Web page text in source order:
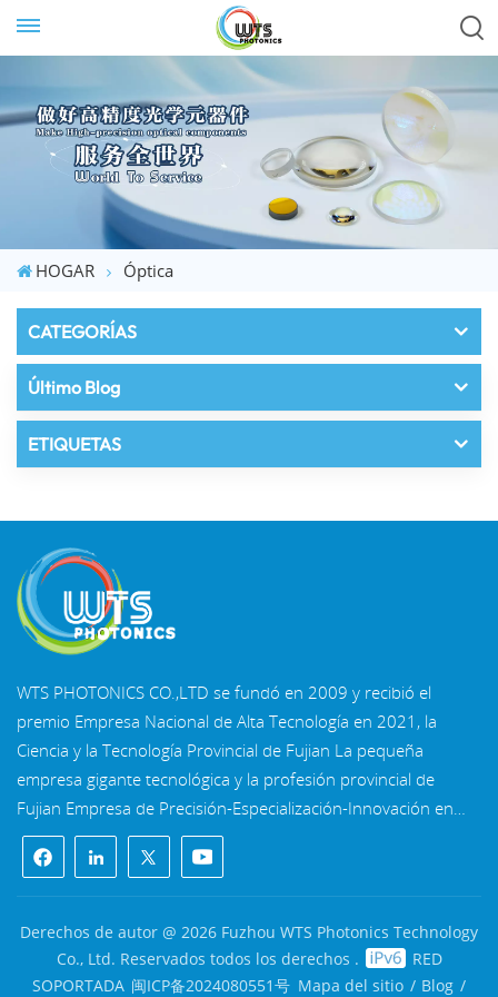
HOGAR Óptica
CATEGORÍAS
Último Blog
ETIQUETAS
WTS PHOTONICS CO.,LTD se fundó en 2009 y recibió el
premio Empresa Nacional de Alta Tecnología en 2021, la
Ciencia y la Tecnología Provincial de Fujian La pequeña
empresa gigante tecnológica y la profesión provincial de
Fujian Empresa de Precisión-Especialización-Innovación en
2022. WTS se ubica en el Hermosa ciudad costera del sureste,
Fuzhou, una famosa ciudad óptica en China. WTS cuenta
con 11.000 metros cuadrados de naves industriales
estandarizadas, un grupo de personal técnico calificado y un
sistema completo de procesamiento óptico, Sistema de
recubrimiento, sistema de ensamblaje y sistema de control de
Derechos de autor @ 2026 Fuzhou WTS Photonics Technology
Co., Ltd. Reservados todos los derechos .
RED
SOPORTADA 闽ICP备2024080551号 Mapa del sitio / Blog /